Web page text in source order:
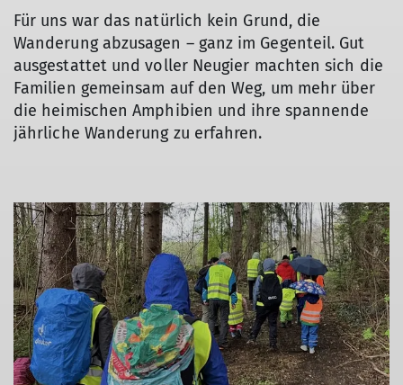
Für uns war das natürlich kein Grund, die
Wanderung abzusagen – ganz im Gegenteil. Gut
ausgestattet und voller Neugier machten sich die
Familien gemeinsam auf den Weg, um mehr über
die heimischen Amphibien und ihre spannende
jährliche Wanderung zu erfahren.